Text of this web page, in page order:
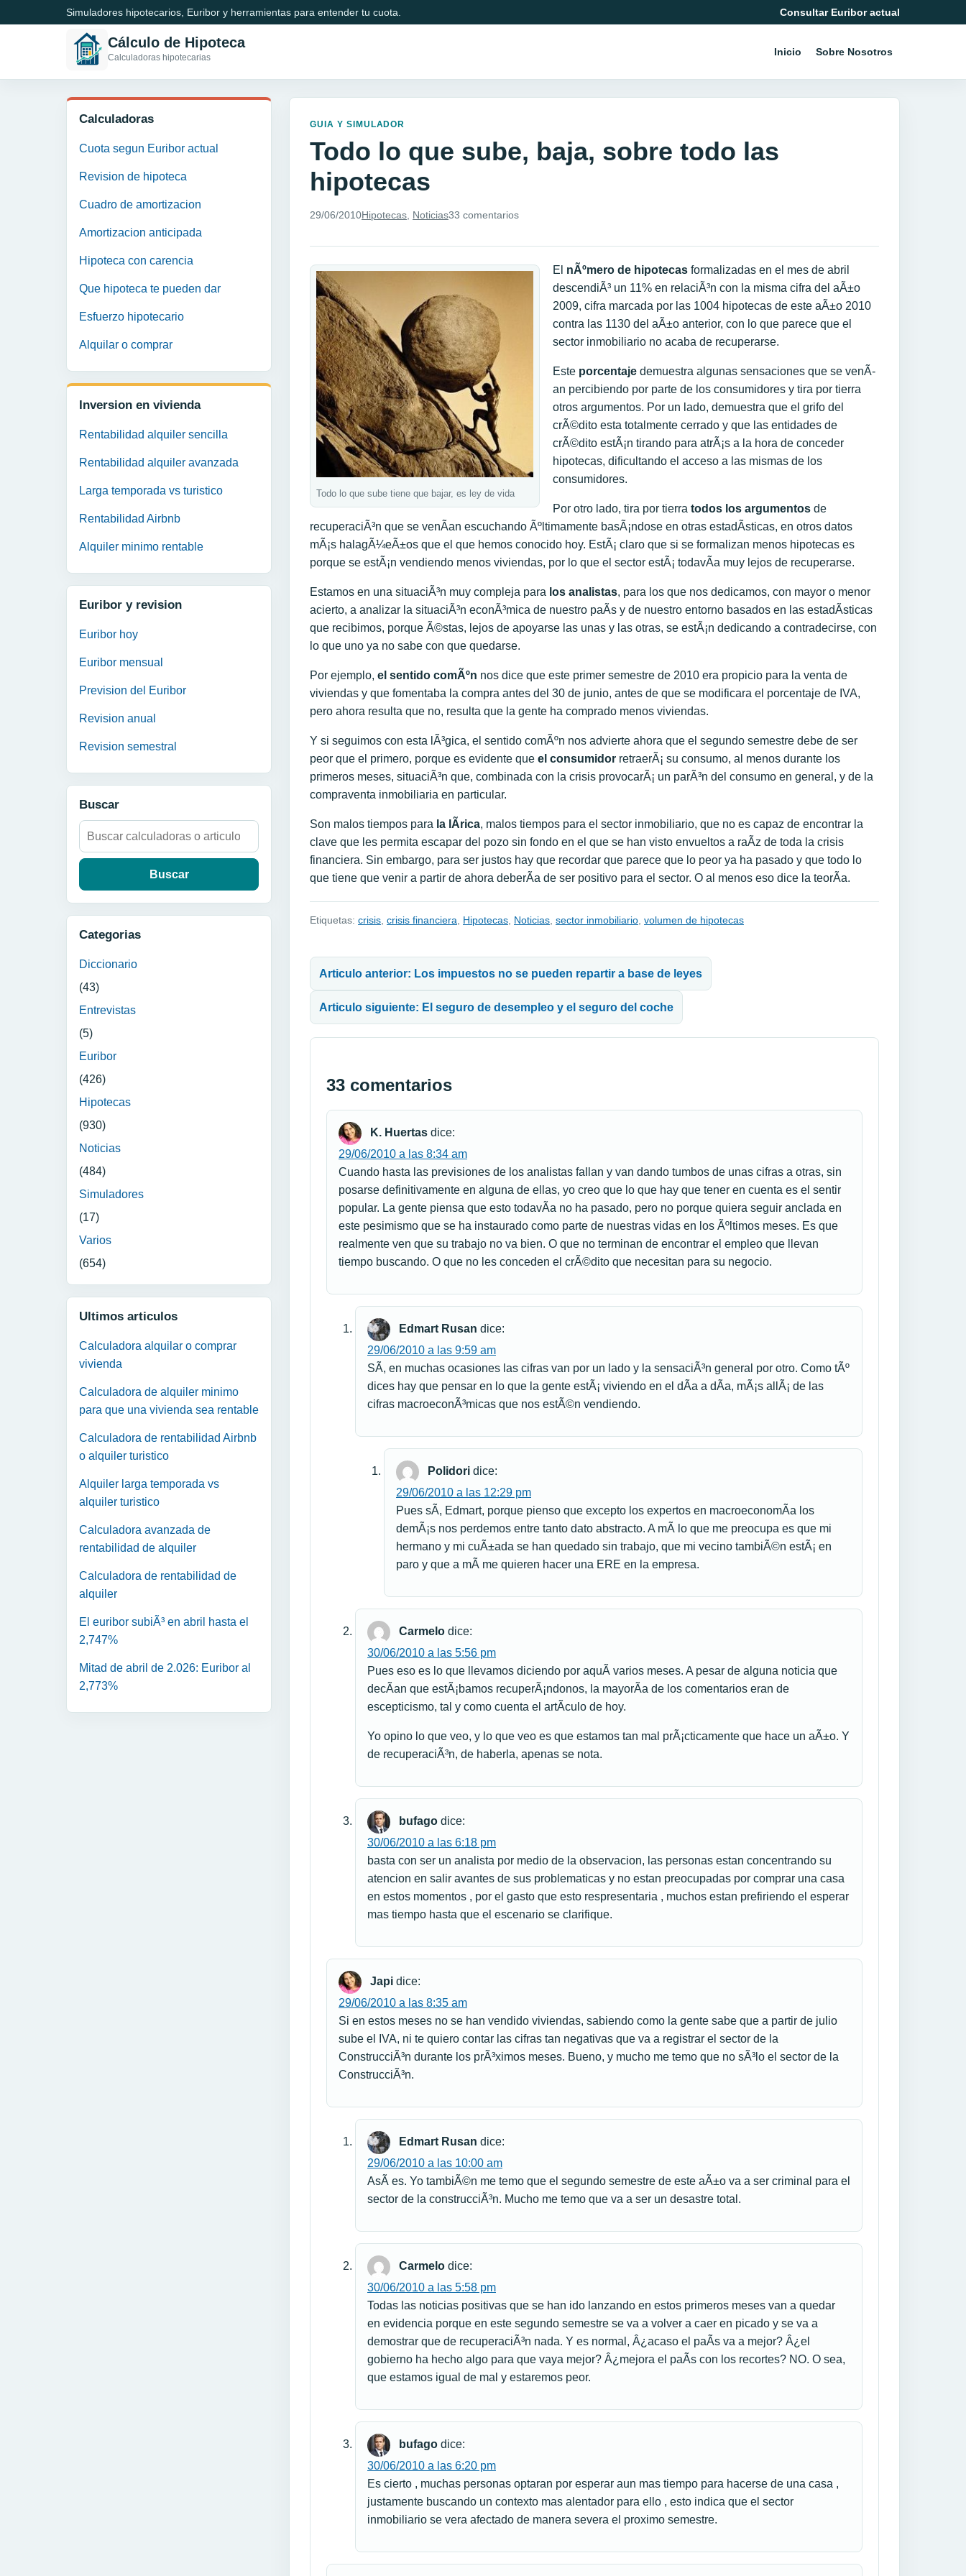
Simuladores hipotecarios, Euribor y herramientas para entender tu cuota. Consultar Euribor actual
Cálculo de Hipoteca
Calculadoras hipotecarias Inicio Sobre Nosotros
Calculadoras
Cuota segun Euribor actual
Revision de hipoteca
Cuadro de amortizacion
Amortizacion anticipada
Hipoteca con carencia
Que hipoteca te pueden dar
Esfuerzo hipotecario
Alquilar o comprar
Inversion en vivienda
Rentabilidad alquiler sencilla
Rentabilidad alquiler avanzada
Larga temporada vs turistico
Rentabilidad Airbnb
Alquiler minimo rentable
Euribor y revision
Euribor hoy
Euribor mensual
Prevision del Euribor
Revision anual
Revision semestral
Buscar
Buscar:
Categorias
Diccionario
(43)
Entrevistas
(5)
Euribor
(426)
Hipotecas
(930)
Noticias
(484)
Simuladores
(17)
Varios
(654)
Ultimos articulos
Calculadora alquilar o comprar
vivienda
Calculadora de alquiler minimo
para que una vivienda sea rentable
Calculadora de rentabilidad Airbnb
o alquiler turistico
Alquiler larga temporada vs
alquiler turistico
Calculadora avanzada de
rentabilidad de alquiler
Calculadora de rentabilidad de
alquiler
El euribor subiÃ³ en abril hasta el
2,747%
Mitad de abril de 2.026: Euribor al
2,773%
GUIA Y SIMULADOR
Todo lo que sube, baja, sobre todo las
hipotecas
29/06/2010Hipotecas Noticias33 comentarios
Todo lo que sube tiene que bajar, es ley de vida
El nÃºmero de hipotecas formalizadas en el mes de abril
descendiÃ³ un 11% en relaciÃ³n con la misma cifra del aÃ±o
2009, cifra marcada por las 1004 hipotecas de este aÃ±o 2010
contra las 1130 del aÃ±o anterior, con lo que parece que el
sector inmobiliario no acaba de recuperarse.
Este porcentaje demuestra algunas sensaciones que se venÃ­
an percibiendo por parte de los consumidores y tira por tierra
otros argumentos. Por un lado, demuestra que el grifo del
crÃ©dito esta totalmente cerrado y que las entidades de
crÃ©dito estÃ¡n tirando para atrÃ¡s a la hora de conceder
hipotecas, dificultando el acceso a las mismas de los
consumidores.
Por otro lado, tira por tierra todos los argumentos de
recuperaciÃ³n que se venÃ­an escuchando Ãºltimamente basÃ¡ndose en otras estadÃ­sticas, en otros datos
mÃ¡s halagÃ¼eÃ±os que el que hemos conocido hoy. EstÃ¡ claro que si se formalizan menos hipotecas es
porque se estÃ¡n vendiendo menos viviendas, por lo que el sector estÃ¡ todavÃ­a muy lejos de recuperarse.
Estamos en una situaciÃ³n muy compleja para los analistas, para los que nos dedicamos, con mayor o menor
acierto, a analizar la situaciÃ³n econÃ³mica de nuestro paÃ­s y de nuestro entorno basados en las estadÃ­sticas
que recibimos, porque Ã©stas, lejos de apoyarse las unas y las otras, se estÃ¡n dedicando a contradecirse, con
lo que uno ya no sabe con que quedarse.
Por ejemplo, el sentido comÃºn nos dice que este primer semestre de 2010 era propicio para la venta de
viviendas y que fomentaba la compra antes del 30 de junio, antes de que se modificara el porcentaje de IVA,
pero ahora resulta que no, resulta que la gente ha comprado menos viviendas.
Y si seguimos con esta lÃ³gica, el sentido comÃºn nos advierte ahora que el segundo semestre debe de ser
peor que el primero, porque es evidente que el consumidor retraerÃ¡ su consumo, al menos durante los
primeros meses, situaciÃ³n que, combinada con la crisis provocarÃ¡ un parÃ³n del consumo en general, y de la
compraventa inmobiliaria en particular.
Son malos tiempos para la lÃ­rica, malos tiempos para el sector inmobiliario, que no es capaz de encontrar la
clave que les permita escapar del pozo sin fondo en el que se han visto envueltos a raÃ­z de toda la crisis
financiera. Sin embargo, para ser justos hay que recordar que parece que lo peor ya ha pasado y que todo lo
que tiene que venir a partir de ahora deberÃ­a de ser positivo para el sector. O al menos eso dice la teorÃ­a.
Etiquetas: crisis crisis financiera Hipotecas Noticias sector inmobiliario volumen de hipotecas
Articulo anterior: Los impuestos no se pueden repartir a base de leyes
Articulo siguiente: El seguro de desempleo y el seguro del coche
33 comentarios
K. Huertas dice:
29/06/2010 a las 8:34 am
Cuando hasta las previsiones de los analistas fallan y van dando tumbos de unas cifras a otras, sin
posarse definitivamente en alguna de ellas, yo creo que lo que hay que tener en cuenta es el sentir
popular. La gente piensa que esto todavÃ­a no ha pasado, pero no porque quiera seguir anclada en
este pesimismo que se ha instaurado como parte de nuestras vidas en los Ãºltimos meses. Es que
realmente ven que su trabajo no va bien. O que no terminan de encontrar el empleo que llevan
tiempo buscando. O que no les conceden el crÃ©dito que necesitan para su negocio.
Edmart Rusan dice:
29/06/2010 a las 9:59 am
SÃ­, en muchas ocasiones las cifras van por un lado y la sensaciÃ³n general por otro. Como tÃº
dices hay que pensar en lo que la gente estÃ¡ viviendo en el dÃ­a a dÃ­a, mÃ¡s allÃ¡ de las
cifras macroeconÃ³micas que nos estÃ©n vendiendo.
Polidori dice:
29/06/2010 a las 12:29 pm
Pues sÃ­, Edmart, porque pienso que excepto los expertos en macroeconomÃ­a los
demÃ¡s nos perdemos entre tanto dato abstracto. A mÃ­ lo que me preocupa es que mi
hermano y mi cuÃ±ada se han quedado sin trabajo, que mi vecino tambiÃ©n estÃ¡ en
paro y que a mÃ­ me quieren hacer una ERE en la empresa.
Carmelo dice:
30/06/2010 a las 5:56 pm
Pues eso es lo que llevamos diciendo por aquÃ­ varios meses. A pesar de alguna noticia que
decÃ­an que estÃ¡bamos recuperÃ¡ndonos, la mayorÃ­a de los comentarios eran de
escepticismo, tal y como cuenta el artÃ­culo de hoy.
Yo opino lo que veo, y lo que veo es que estamos tan mal prÃ¡cticamente que hace un aÃ±o. Y
de recuperaciÃ³n, de haberla, apenas se nota.
bufago dice:
30/06/2010 a las 6:18 pm
basta con ser un analista por medio de la observacion, las personas estan concentrando su
atencion en salir avantes de sus problematicas y no estan preocupadas por comprar una casa
en estos momentos , por el gasto que esto respresentaria , muchos estan prefiriendo el esperar
mas tiempo hasta que el escenario se clarifique.
Japi dice:
29/06/2010 a las 8:35 am
Si en estos meses no se han vendido viviendas, sabiendo como la gente sabe que a partir de julio
sube el IVA, ni te quiero contar las cifras tan negativas que va a registrar el sector de la
ConstrucciÃ³n durante los prÃ³ximos meses. Bueno, y mucho me temo que no sÃ³lo el sector de la
ConstrucciÃ³n.
Edmart Rusan dice:
29/06/2010 a las 10:00 am
AsÃ­ es. Yo tambiÃ©n me temo que el segundo semestre de este aÃ±o va a ser criminal para el
sector de la construcciÃ³n. Mucho me temo que va a ser un desastre total.
Carmelo dice:
30/06/2010 a las 5:58 pm
Todas las noticias positivas que se han ido lanzando en estos primeros meses van a quedar
en evidencia porque en este segundo semestre se va a volver a caer en picado y se va a
demostrar que de recuperaciÃ³n nada. Y es normal, Â¿acaso el paÃ­s va a mejor? Â¿el
gobierno ha hecho algo para que vaya mejor? Â¿mejora el paÃ­s con los recortes? NO. O sea,
que estamos igual de mal y estaremos peor.
bufago dice:
30/06/2010 a las 6:20 pm
Es cierto , muchas personas optaran por esperar aun mas tiempo para hacerse de una casa ,
justamente buscando un contexto mas alentador para ello , esto indica que el sector
inmobiliario se vera afectado de manera severa el proximo semestre.